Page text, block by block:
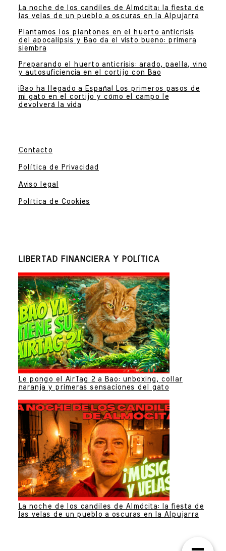
La noche de los candiles de Almócita: la fiesta de
las velas de un pueblo a oscuras en la Alpujarra
Plantamos los plantones en el huerto anticrisis
del apocalipsis y Bao da el visto bueno: primera
siembra
Preparando el huerto anticrisis: arado, paella, vino
y autosuficiencia en el cortijo con Bao
¡Bao ha llegado a España! Los primeros pasos de
mi gato en el cortijo y cómo el campo le
devolverá la vida
Contacto
Política de Privacidad
Aviso legal
Política de Cookies
LIBERTAD FINANCIERA Y POLÍTICA
Le pongo el AirTag 2 a Bao: unboxing, collar
naranja y primeras sensaciones del gato
La noche de los candiles de Almócita: la fiesta de
las velas de un pueblo a oscuras en la Alpujarra